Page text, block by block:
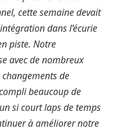
cette semaine devait
dans l’écurie
piste. Notre
avec de nombreux
de
beaucoup de
si court laps de temps
à améliorer notre